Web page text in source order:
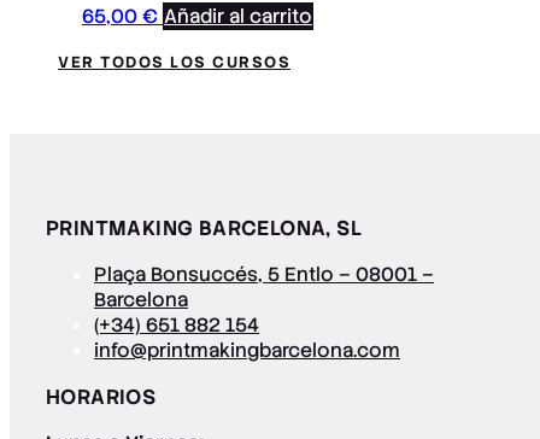
65,00€ Añadir al carrito
VER TODOS LOS CURSOS
PRINTMAKING BARCELONA, SL
Plaça Bonsuccés, 5 Entlo – 08001 –
Barcelona
(+34) 651 882 154
info@printmakingbarcelona.com
HORARIOS